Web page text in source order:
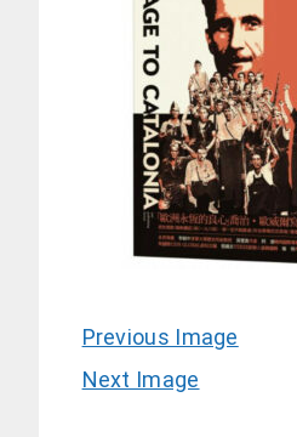
Previous Image
Next Image